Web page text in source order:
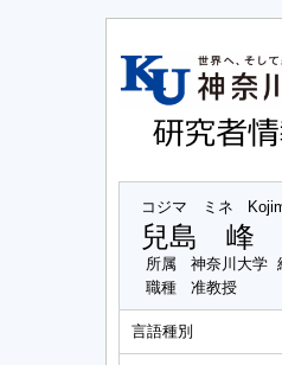
コジマ ミネ
兒島 峰
所属
神奈川大学
職種
准教授
言語種別